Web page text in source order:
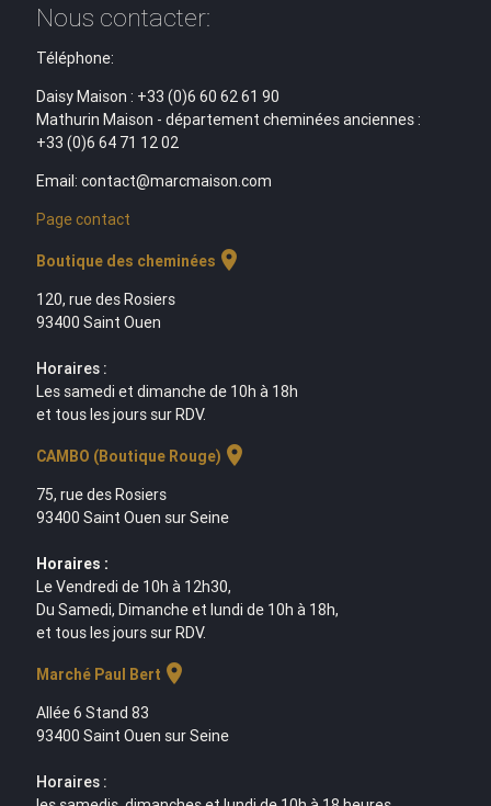
Nous contacter:
Téléphone:
Daisy Maison : +33 (0)6 60 62 61 90
Mathurin Maison - département cheminées anciennes :
+33 (0)6 64 71 12 02
Email: contact@marcmaison.com
Page contact
Boutique des cheminées location_on
120, rue des Rosiers
93400 Saint Ouen
Horaires :
Les samedi et dimanche de 10h à 18h
et tous les jours sur RDV.
CAMBO (Boutique Rouge) location_on
75, rue des Rosiers
93400 Saint Ouen sur Seine
Horaires :
Le Vendredi de 10h à 12h30,
Du Samedi, Dimanche et lundi de 10h à 18h,
et tous les jours sur RDV.
Marché Paul Bert location_on
Allée 6 Stand 83
93400 Saint Ouen sur Seine
Horaires :